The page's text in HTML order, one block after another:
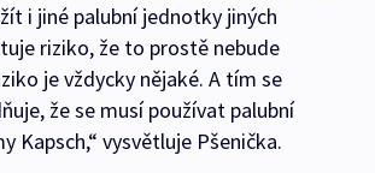
i jiné palubní jednotky jiných
riziko, že to prostě nebude
je vždycky nějaké. A tím se
že se musí používat palubní
Kapsch,“ vysvětluje Pšenička.